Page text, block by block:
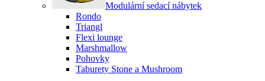
Modulární sedací nábytek
Rondo
Triangl
Flexi lounge
Marshmallow
Pohovky
Taburety Stone a Mushroom